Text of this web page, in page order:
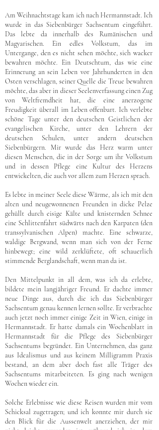
Am Weihnachtstage kam ich nach Hermannstadt. Ich
wurde in das Siebenbürger Sachsentum eingeführt.
Das lebte da innerhalb des Rumänischen und
Magyarischen. Ein edles Volkstum, das im
Untergange, den es nicht sehen möchte, sich wacker
bewahren möchte. Ein Deutschtum, das wie eine
Erinnerung an sein Leben vor Jahrhunderten in den
Osten verschlagen, seiner Quelle die Treue bewahren
möchte, das aber in dieser Seelenverfassung einen Zug
von Weltfremdheit hat, die eine anerzogene
Freudigkeit überall im Leben offenbart. Ich verlebte
schöne Tage unter den deutschen Geistlichen der
evangelischen Kirche, unter den Lehrern der
deutschen Schulen, unter andern deutschen
Siebenbürgern. Mir wurde das Herz warm unter
diesen Menschen, die in der Sorge um ihr Volkstum
und in dessen Pflege eine Kultur des Herzens
entwickelten, die auch vor allem zum Herzen sprach.
Es lebte in meiner Seele diese Wärme, als ich mit den
alten und neugewonnenen Freunden in dicke Pelze
gehüllt durch eisige Kälte und knisternden Schnee
eine Schlittenfahrt südwärts nach den Karpaten (den
transsylvanischen Alpen) machte. Eine schwarze,
waldige Bergwand, wenn man sich von der Ferne
hinbewegt; eine wild zerklüftete, oft schauerlich
stimmende Berglandschaft, wenn man da ist.
Den Mittelpunkt in all dem, was ich da erlebte,
bildete mein langjähriger Freund. Er dachte immer
neue Dinge aus, durch die ich das Siebenbürger
Sachsentum genau kennen lernen sollte. Er verbrachte
auch jetzt noch immer einige Zeit in Wien, einige in
Hermannstadt. Er hatte damals ein Wochenblatt in
Hermannstadt für die Pflege des Siebenbürger
Sachsentums begründet. Ein Unternehmen, das ganz
aus Idealismus und aus keinem Milligramm Praxis
bestand, an dem aber doch fast alle Träger des
Sachsentums mitarbeiteten. Es ging nach wenigen
Wochen wieder ein.
Solche Erlebnisse wie diese Reisen wurden mir vom
Schicksal zugetragen; und ich konnte mir durch sie
den Blick für die Aussenwelt anerziehen, der mir